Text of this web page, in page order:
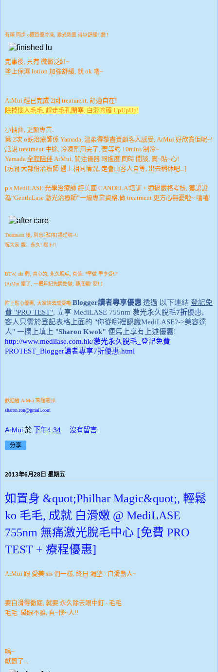
有賴 同步 o既質優冷凍, 激光熱量 得以舒緩! 讚!!
完事後, 只有 微微泛紅~
塗上保濕 lotion 加強舒緩, 就 ok 嚕~
ArMui 經已完成 2回 treatment, 舒適自在!
除掉惱人毛毛, 趕走毛孔閉塞, 白滑的確 UpUpUp!
小插曲, 更顯專業:
第 2次 o既治療師係 Yamada, 温柔得黎盡責顧客人感受, ArMui 好欣賞佢呢~!
話說 treatment 中途, 冷凍劑用完了, 要等約 10mins 制冷~
Yamada 全程陪伴 ArMui, 關注儀器 報進度 同時 閒談, 真~貼~心!
[坊間 大部份治療師 遇上相同情況, 定會由客人自等, 出去稍休吧...]
p.s. MediLASE 光學治療師 經美國 CANDELA 培訓 + 通過嚴格考核, 獲認證
為“GentleLase 激光治療師”一級專業資格, 做 treatment 更方心無憂啦~ 嘻嘻!
Treatment 後, 別忘記好好護理喲~!!
祝大家 靚﹒永久! 啜卜!!
BTW, sis 們, 真心的, 永久脫毛, 真係: "早做 早享受!!"
[ArMui 錯了, 一把年紀先開始做, 薜底曬! 怒!!]
附上貼心優惠, 大家快去感受啦:Blogger讀者專享優惠 透過 以下連結 登記免
費 "PRO TEST", 立享 MediLASE 755nm 激光永久脫毛7折優惠,
客人只需於登記表格上面的 "你從哪裡認識MediLASE?->美容達
人" 一欄上填上 "Sharon Kwok" 便馬上享有上述優惠!
http://www.medilase.com.hk/激光永久脫毛 登記免費
PROTEST_Blogger讀者專享7折優惠.html
歡迎給 ArMui 來個電郵:
sharon.ron@gmail.com
ArMui 於 下午4:34 沒有留言:
分享
2013年6月28日 星期五
如置身 &quot;Philhar Magic&quot;, 輕鬆
ko 毛毛, 成就 白滑嫩 @ MediLASE
755nm 無痛激光脫毛中心 [免費 PRO
TEST + 療程優惠]
ArMui 跟 愛美 sis 們一樣, 終日 渴望 - 白滑動人~
要白滑得徹底, 就要 永久除去眼中釘 - 毛毛
毛毛 礙眼不雅, 真~惱~人!!
嗚~
獻醜了...